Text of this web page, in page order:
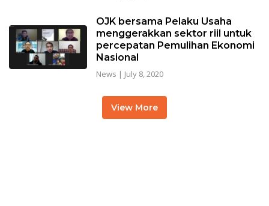
OJK bersama Pelaku Usaha
menggerakkan sektor riil untuk
percepatan Pemulihan Ekonomi
Nasional
News | July 8, 2020
View More